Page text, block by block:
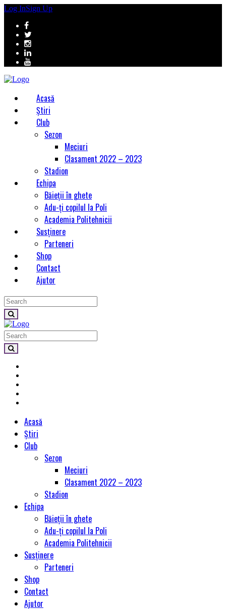
Log InSign Up
Acasă
Știri
Club
Sezon
Meciuri
Clasament 2022 – 2023
Stadion
Echipa
Băieții în ghete
Adu-ți copilul la Poli
Academia Politehnicii
Susținere
Parteneri
Shop
Contact
Ajutor
Acasă
Știri
Club
Sezon
Meciuri
Clasament 2022 – 2023
Stadion
Echipa
Băieții în ghete
Adu-ți copilul la Poli
Academia Politehnicii
Susținere
Parteneri
Shop
Contact
Ajutor